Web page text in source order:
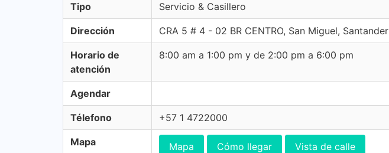
Tipo Servicio & Casillero
Dirección CRA 5 # 4 - 02 BR CENTRO, San Miguel, Santander
Horario de
atención
8:00 am a 1:00 pm y de 2:00 pm a 6:00 pm
Agendar
Télefono +57 1 4722000
Mapa Mapa Cómo llegar Vista de calle